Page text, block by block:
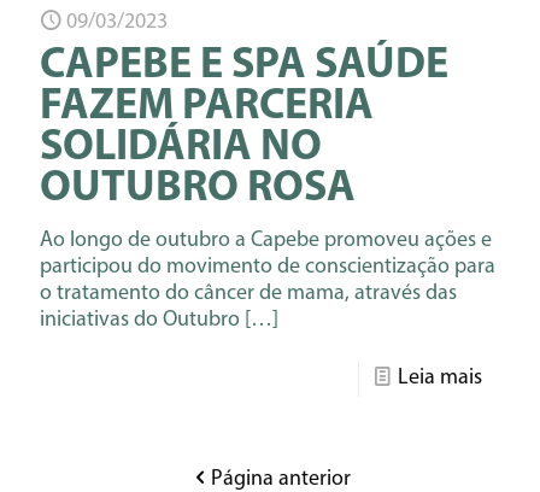
09/03/2023
CAPEBE E SPA SAÚDE
FAZEM PARCERIA
SOLIDÁRIA NO
OUTUBRO ROSA
Ao longo de outubro a Capebe promoveu ações e
participou do movimento de conscientização para
o tratamento do câncer de mama, através das
iniciativas do Outubro […]
Leia mais
Página anterior